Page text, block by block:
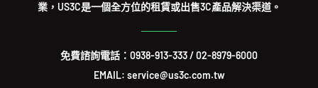
業，US3C是一個全方位的租賃或出售3C產品解決渠道。
免費諮詢電話： 0938-913-333/02-8979-6000
EMAIL: service@us3c.com.tw